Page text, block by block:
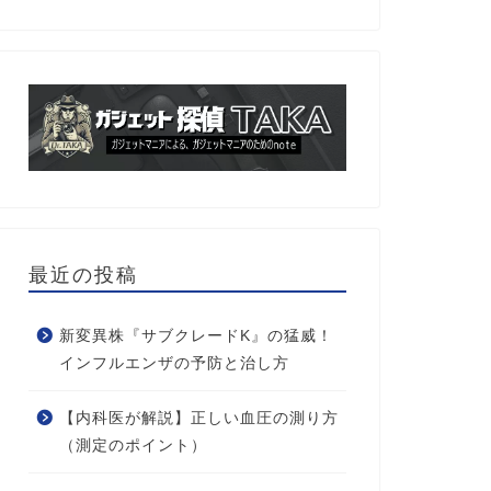
最近の投稿
新変異株『サブクレードK』の猛威！
インフルエンザの予防と治し方
【内科医が解説】正しい血圧の測り方
（測定のポイント）